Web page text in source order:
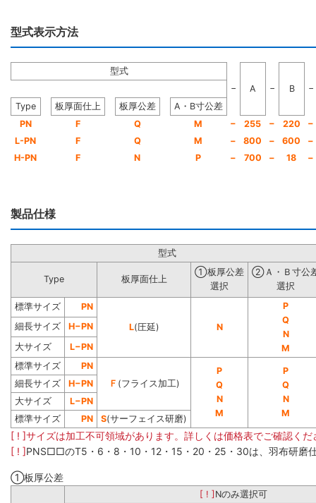
型式表示方法
型式
−
A − B
−
Type
板厚面仕上 板厚公差
A・B寸公差
PN
F Q M − 255 − 220
−
L-PN
F Q M − 800 − 600
−
H-PN
F N P − 700 − 18 −
製品仕様
型式
Type 板厚面仕上
①板厚公差
選択
②Ａ・Ｂ寸公
選択
標準サイズ
PN
L(圧延) N
P
Q
N
M
細長サイズ
H−PN
大サイズ
L−PN
標準サイズ
PN
Ｆ (フライス加工)
P
Q
N
M
P
Q
N
M
細長サイズ
H−PN
大サイズ
L−PN
標準サイズ
PN S(サーフェイス研磨)
[ ! ]サイズは加工不可領域があります。詳しくは価格表でご確認くだ
[ ! ]PNS□□のT5・6・8・10・12・15・20・25・30は、羽布研磨
①板厚公差
[ ! ] Nのみ選択可